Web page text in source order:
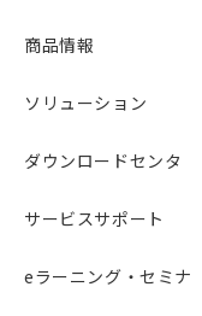
商品情報
ソリューション
ダウンロードセンタ
サービスサポート
eラーニング・セミナ